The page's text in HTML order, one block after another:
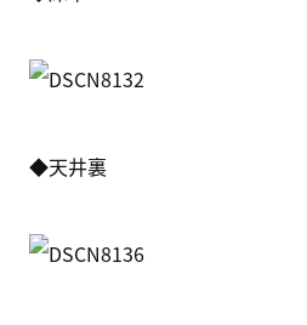
◆天井裏